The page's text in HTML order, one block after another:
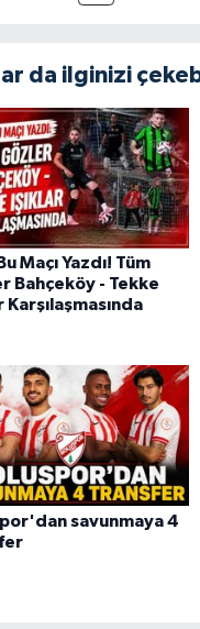
da ilginizi
Maçı Yazdı! Tüm
Bahçeköy - Tekke
Karşılaşmasında
savunmaya 4